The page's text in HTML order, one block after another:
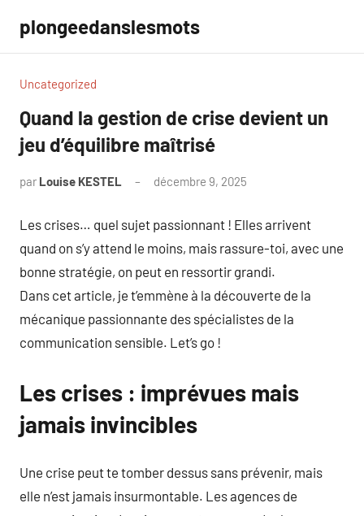
contenu
plongeedanslesmots
Uncategorized
Quand la gestion de crise devient un
jeu d’équilibre maîtrisé
par Louise KESTEL décembre 9, 2025
Les crises… quel sujet passionnant ! Elles arrivent
quand on s’y attend le moins, mais rassure-toi, avec une
bonne stratégie, on peut en ressortir grandi.
Dans cet article, je t’emmène à la découverte de la
mécanique passionnante des spécialistes de la
communication sensible. Let’s go !
Les crises : imprévues mais
jamais invincibles
Une crise peut te tomber dessus sans prévenir, mais
elle n’est jamais insurmontable. Les agences de